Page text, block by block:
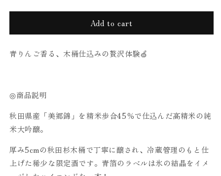
Add to cart
青りんご香る、木桶仕込みの贅沢体験🍏
◎商品説明
秋田県産「美郷錦」を精米歩合45％で仕込んだ高精米の純
米大吟醸。
厚み5cmの秋田杉木桶で丁寧に醸され、冷蔵管理のもと仕
上げた稀少な限定酒です。青箔のラベルは氷の結晶をイメ